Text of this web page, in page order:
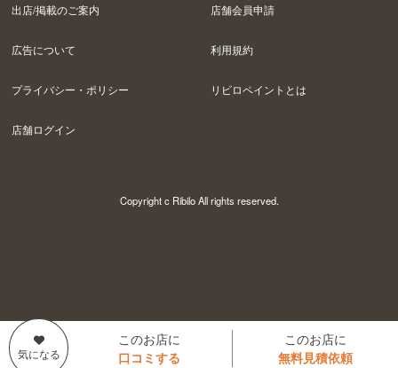
このお店に
口コミする
このお店に
無料見積依頼
出店/掲載のご案内 店舗会員申請
広告について 利用規約
プライバシー・ポリシー リビロペイントとは
店舗ログイン
Copyright c Ribilo All rights reserved.